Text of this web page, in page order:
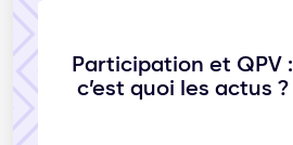
Participation et QPV :
c’est quoi les actus ?